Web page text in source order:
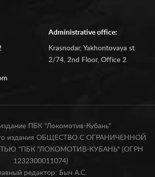
Administrative office:
Krasnodar, Yakhontovaya st
2/74, 2nd Floor, Office 2
ПБК "Локомотив-Кубань"
издания ОБЩЕСТВО С ОГРАНИЧЕННОЙ
"ПБК "ЛОКОМОТИВ-КУБАНЬ" (ОГРН
1232300011074)
редактор: Быч А.С.